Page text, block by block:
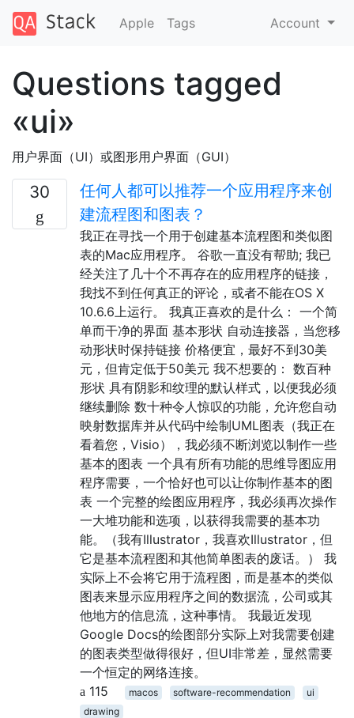
Apple Tags Account
Questions tagged
«ui»
用户界面（UI）或图形用户界面（GUI）
30
任何人都可以推荐一个应用程序来创
建流程图和图表？
我正在寻找一个用于创建基本流程图和类似图
表的Mac应用程序。 谷歌一直没有帮助; 我已
经关注了几十个不再存在的应用程序的链接，
我找不到任何真正的评论，或者不能在OS X
10.6.6上运行。 我真正喜欢的是什么： 一个简
单而干净的界面 基本形状 自动连接器，当您移
动形状时保持链接 价格便宜，最好不到30美
元，但肯定低于50美元 我不想要的： 数百种
形状 具有阴影和纹理的默认样式，以便我必须
继续删除 数十种令人惊叹的功能，允许您自动
映射数据库并从代码中绘制UML图表（我正在
看着您，Visio），我必须不断浏览以制作一些
基本的图表 一个具有所有功能的思维导图应用
程序需要，一个恰好也可以让你制作基本的图
表 一个完整的绘图应用程序，我必须再次操作
一大堆功能和选项，以获得我需要的基本功
能。（我有Illustrator，我喜欢Illustrator，但
它是基本流程图和其他简单图表的废话。） 我
实际上不会将它用于流程图，而是基本的类似
图表来显示应用程序之间的数据流，公司或其
他地方的信息流，这种事情。 我最近发现
Google Docs的绘图部分实际上对我需要创建
的图表类型做得很好，但UI非常差，显然需要
一个恒定的网络连接。
115
macos software-recommendation
ui
drawing